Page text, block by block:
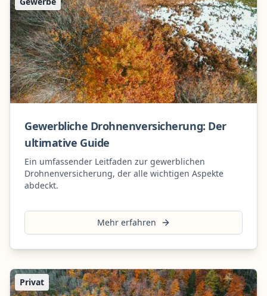
Gewerbliche Drohnenversicherung: Der
ultimative Guide
Ein umfassender Leitfaden zur gewerblichen
Drohnenversicherung, der alle wichtigen Aspekte
abdeckt.
Mehr erfahren
Privat